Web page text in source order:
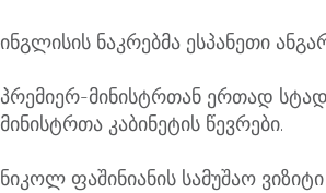
ინგლისის ნაკრებმა ესპანეთი
პრემიერ-მინისტრთან ერთად
მინისტრთა კაბინეტის წევრები.
ნიკოლ ფაშინიანის სამუშაო